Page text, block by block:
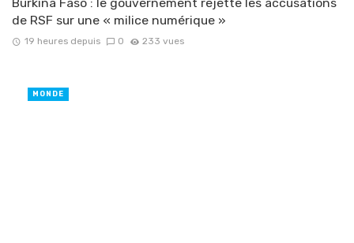
de RSF sur une « milice numérique »
19 heures depuis 0 233 vues
MONDE